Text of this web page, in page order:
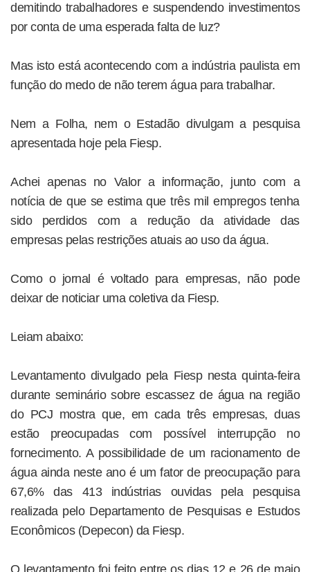
demitindo trabalhadores e suspendendo investimentos
por conta de uma esperada falta de luz?
Mas isto está acontecendo com a indústria paulista em
função do medo de não terem água para trabalhar.
Nem a Folha, nem o Estadão divulgam a pesquisa
apresentada hoje pela Fiesp.
Achei apenas no Valor a informação, junto com a
notícia de que se estima que três mil empregos tenha
sido perdidos com a redução da atividade das
empresas pelas restrições atuais ao uso da água.
Como o jornal é voltado para empresas, não pode
deixar de noticiar uma coletiva da Fiesp.
Leiam abaixo:
Levantamento divulgado pela Fiesp nesta quinta-feira
durante seminário sobre escassez de água na região
do PCJ mostra que, em cada três empresas, duas
estão preocupadas com possível interrupção no
fornecimento. A possibilidade de um racionamento de
água ainda neste ano é um fator de preocupação para
67,6% das 413 indústrias ouvidas pela pesquisa
realizada pelo Departamento de Pesquisas e Estudos
Econômicos (Depecon) da Fiesp.
O levantamento foi feito entre os dias 12 e 26 de maio